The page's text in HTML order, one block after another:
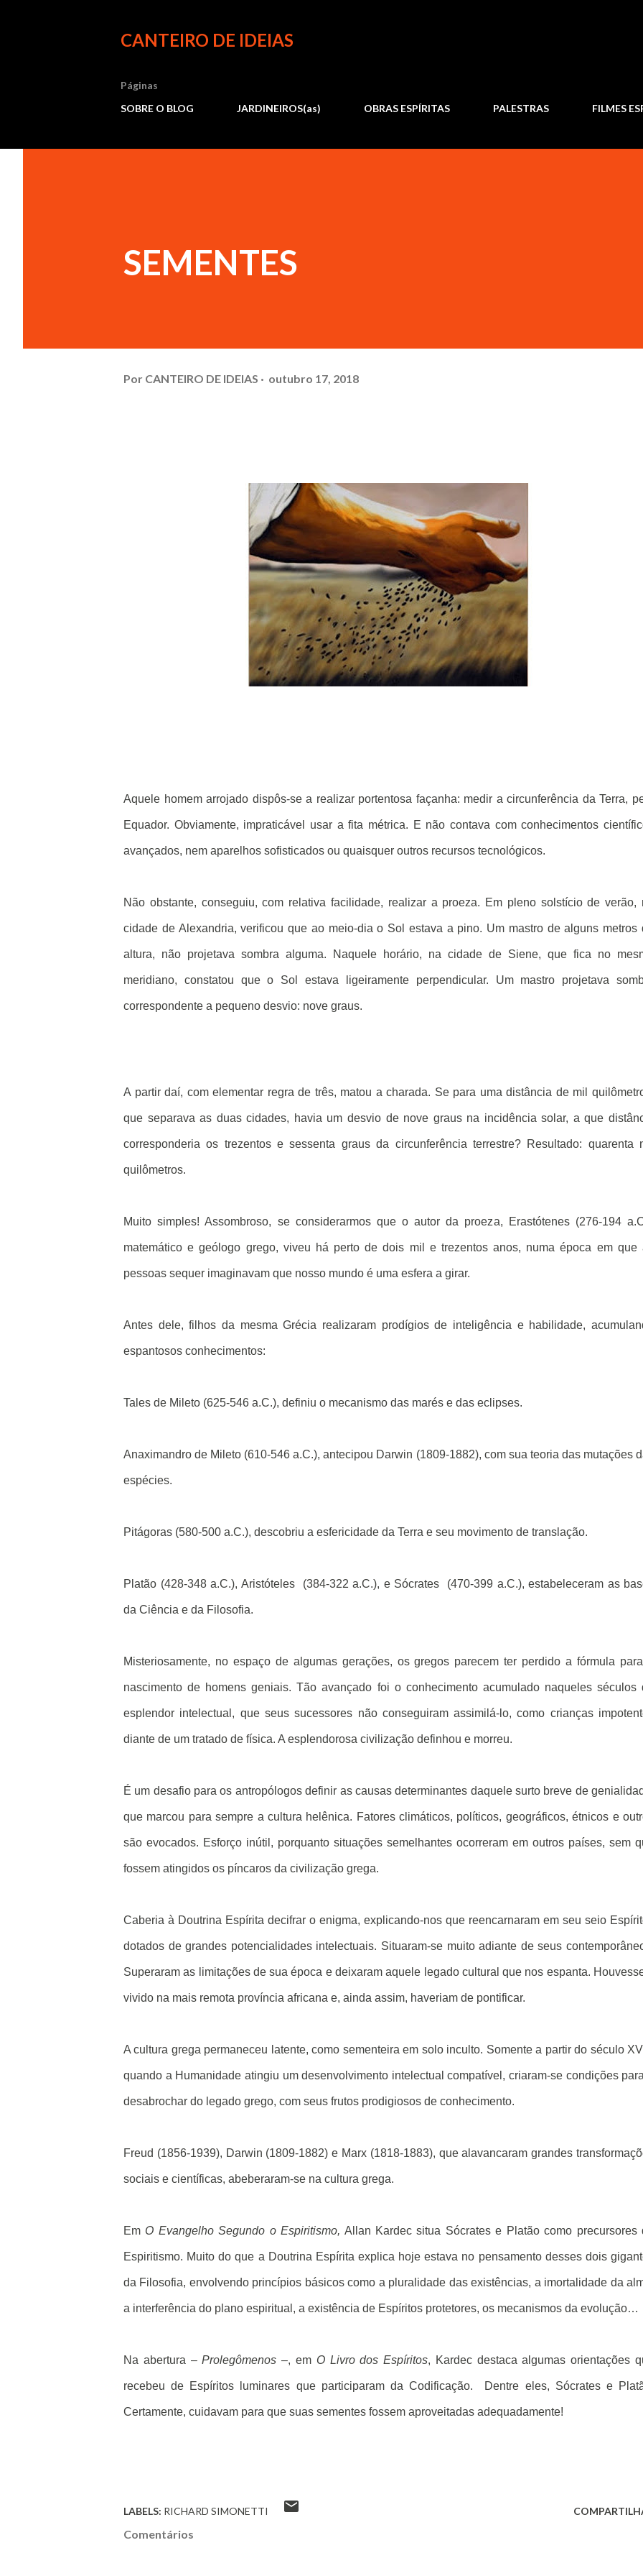
CANTEIRO DE IDEIAS
Páginas
SOBRE O BLOG
JARDINEIROS(as) OBRAS ESPÍRITAS PALESTRAS FILMES
SEMENTES
Por CANTEIRO DE IDEIAS outubro 17, 2018
Aquele homem arrojado dispôs-se a realizar portentosa façanha: medir a circunferência da Terra,
Equador. Obviamente, impraticável usar a fita métrica. E não contava com conhecimentos
avançados, nem aparelhos sofisticados ou quaisquer outros recursos tecnológicos.
Não obstante, conseguiu, com relativa facilidade, realizar a proeza. Em pleno solstício de verão,
cidade de Alexandria, verificou que ao meio-dia o Sol estava a pino. Um mastro de alguns metros
altura, não projetava sombra alguma. Naquele horário, na cidade de Siene, que fica no
meridiano, constatou que o Sol estava ligeiramente perpendicular. Um mastro projetava
correspondente a pequeno desvio: nove graus.
A partir daí, com elementar regra de três, matou a charada. Se para uma distância de mil
que separava as duas cidades, havia um desvio de nove graus na incidência solar, a que
corresponderia os trezentos e sessenta graus da circunferência terrestre? Resultado: quarenta
quilômetros.
Muito simples! Assombroso, se considerarmos que o autor da proeza, Erastótenes (276-194
matemático e geólogo grego, viveu há perto de dois mil e trezentos anos, numa época em que
pessoas sequer imaginavam que nosso mundo é uma esfera a girar.
Antes dele, filhos da mesma Grécia realizaram prodígios de inteligência e habilidade,
espantosos conhecimentos:
Tales de Mileto (625-546 a.C.), definiu o mecanismo das marés e das eclipses.
Anaximandro de Mileto (610-546 a.C.), antecipou Darwin (1809-1882), com sua teoria das mutações
espécies.
Pitágoras (580-500 a.C.), descobriu a esfericidade da Terra e seu movimento de translação.
Platão (428-348 a.C.), Aristóteles (384-322 a.C.), e Sócrates (470-399 a.C.), estabeleceram as
da Ciência e da Filosofia.
Misteriosamente, no espaço de algumas gerações, os gregos parecem ter perdido a fórmula
nascimento de homens geniais. Tão avançado foi o conhecimento acumulado naqueles séculos
esplendor intelectual, que seus sucessores não conseguiram assimilá-lo, como crianças
diante de um tratado de física. A esplendorosa civilização definhou e morreu.
É um desafio para os antropólogos definir as causas determinantes daquele surto breve de
que marcou para sempre a cultura helênica. Fatores climáticos, políticos, geográficos, étnicos e
são evocados. Esforço inútil, porquanto situações semelhantes ocorreram em outros países, sem
fossem atingidos os píncaros da civilização grega.
Caberia à Doutrina Espírita decifrar o enigma, explicando-nos que reencarnaram em seu seio
dotados de grandes potencialidades intelectuais. Situaram-se muito adiante de seus
Superaram as limitações de sua época e deixaram aquele legado cultural que nos espanta.
vivido na mais remota província africana e, ainda assim, haveriam de pontificar.
A cultura grega permaneceu latente, como sementeira em solo inculto. Somente a partir do século
quando a Humanidade atingiu um desenvolvimento intelectual compatível, criaram-se condições
desabrochar do legado grego, com seus frutos prodigiosos de conhecimento.
Freud (1856-1939), Darwin (1809-1882) e Marx (1818-1883), que alavancaram grandes
sociais e científicas, abeberaram-se na cultura grega.
Em O Evangelho Segundo o Espiritismo, Allan Kardec situa Sócrates e Platão como precursores
Espiritismo. Muito do que a Doutrina Espírita explica hoje estava no pensamento desses dois
da Filosofia, envolvendo princípios básicos como a pluralidade das existências, a imortalidade da
a interferência do plano espiritual, a existência de Espíritos protetores, os mecanismos da evolução…
Na abertura –Prolegômenos–, em O Livro dos Espíritos, Kardec destaca algumas orientações
recebeu de Espíritos luminares que participaram da Codificação. Dentre eles, Sócrates e
Certamente, cuidavam para que suas sementes fossem aproveitadas adequadamente!
LABELS: RICHARD SIMONETTI
Comentários